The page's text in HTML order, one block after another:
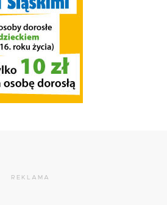
REKLAMA